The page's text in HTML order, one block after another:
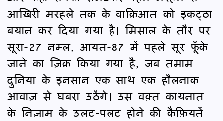
आख़िरी मरहले तक के वाक़िआत को इकट्ठा
बयान कर दिया गया है। मिसाल के तौर पर
सूरा-27 नम्ल, आयत-87 में पहले सूर फूँके
जाने का ज़िक्र किया गया है, जब तमाम
दुनिया के इनसान एक साथ एक हौलनाक
आवाज़ से घबरा उठेंगे। उस वक़्त कायनात
के निज़ाम के उलट-पलट होने की कैफ़ियतें